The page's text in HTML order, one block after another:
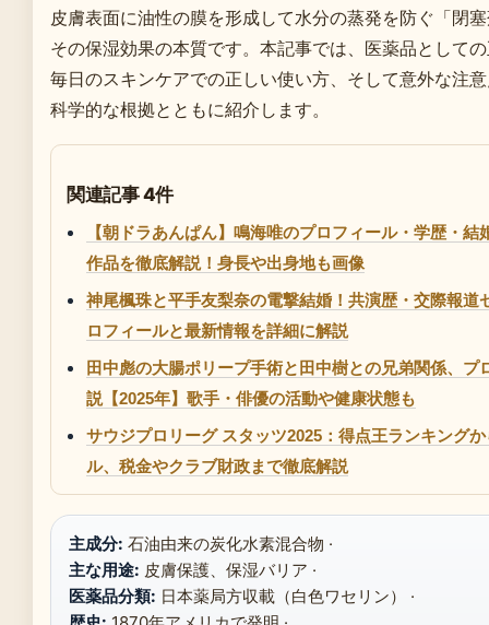
皮膚表面に油性の膜を形成して水分の蒸発を防ぐ「閉
その保湿効果の本質です。本記事では、医薬品として
毎日のスキンケアでの正しい使い方、そして意外な注
科学的な根拠とともに紹介します。
関連記事 4件
【朝ドラあんぱん】鳴海唯のプロフィール・学歴・結
作品を徹底解説！身長や出身地も画像
神尾楓珠と平手友梨奈の電撃結婚！共演歴・交際報道
ロフィールと最新情報を詳細に解説
田中彪の大腸ポリープ手術と田中樹との兄弟関係、プ
説【2025年】歌手・俳優の活動や健康状態も
サウジプロリーグ スタッツ2025：得点王ランキング
ル、税金やクラブ財政まで徹底解説
主成分: 石油由来の炭化水素混合物 ·
主な用途: 皮膚保護、保湿バリア ·
医薬品分類: 日本薬局方収載（白色ワセリン） ·